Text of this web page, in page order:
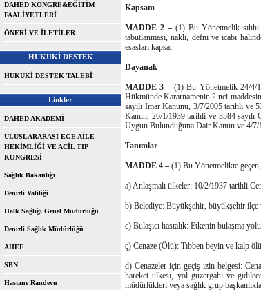
DAHED KONGRE&EĞİTİM
FAALİYETLERİ
ÖNERİ VE İLETİLER
HUKUKİ DESTEK
HUKUKİ DESTEK TALEBİ
Linkler
DAHED AKADEMİ
ULUSLARARASI EGE AİLE
HEKİMLİĞİ VE ACİL TIP
KONGRESİ
Sağlık Bakanlığı
Denizli Valiliği
Halk Sağlığı Genel Müdürlüğü
Denizli Sağlık Müdürlüğü
AHEF
SBN
Hastane Randevu
Kapsam
MADDE 2 –(1) Bu Yönetmelik sıhhi
tabutlanması, nakli, defni ve icabı
esasları kapsar.
Dayanak
MADDE 3 –(1) Bu Yönetmelik 24/4/
Hükmünde Kararnamenin 2 nci
sayılı İmar Kanunu, 3/7/2005 tarihli ve
Kanun, 26/1/1939 tarihli ve 3584 sayılı
Uygun Bulunduğuna Dair Kanun ve 4/7/
Tanımlar
MADDE 4 – (1) Bu Yönetmelikte geçen,
a) Anlaşmalı ülkeler: 10/2/1937 tarihli
b) Belediye: Büyükşehir, büyükşehir ilçe
c) Bulaşıcı hastalık: Etkenin bulaşma
ç) Cenaze (Ölü): Tıbben beyin ve kalp
d) Cenazeler için geçiş izin belgesi:
hareket ülkesi, yol güzergahı ve
müdürlükleri veya sağlık grup